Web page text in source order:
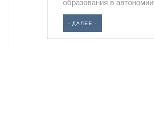
- ДАЛЕЕ -